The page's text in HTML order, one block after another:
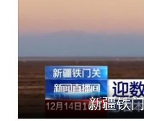
新疆铁